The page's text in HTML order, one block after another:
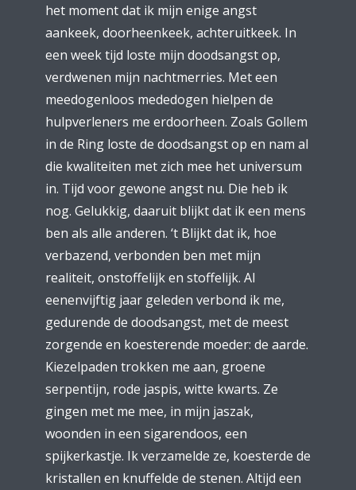
het moment dat ik mijn enige angst
aankeek, doorheenkeek, achteruitkeek. In
een week tijd loste mijn doodsangst op,
verdwenen mijn nachtmerries. Met een
meedogenloos mededogen hielpen de
hulpverleners me erdoorheen. Zoals Gollem
in de Ring loste de doodsangst op en nam al
die kwaliteiten met zich mee het universum
in. Tijd voor gewone angst nu. Die heb ik
nog. Gelukkig, daaruit blijkt dat ik een mens
ben als alle anderen. ‘t Blijkt dat ik, hoe
verbazend, verbonden ben met mijn
realiteit, onstoffelijk en stoffelijk. Al
eenenvijftig jaar geleden verbond ik me,
gedurende de doodsangst, met de meest
zorgende en koesterende moeder: de aarde.
Kiezelpaden trokken me aan, groene
serpentijn, rode jaspis, witte kwarts. Ze
gingen met me mee, in mijn jaszak,
woonden in een sigarendoos, een
spijkerkastje. Ik verzamelde ze, koesterde de
kristallen en knuffelde de stenen. Altijd een